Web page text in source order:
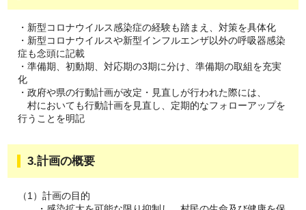
・新型コロナウイルス感染症の経験も踏まえ、対策を具体化
・新型コロナウイルスや新型インフルエンザ以外の呼吸器感染
症も念頭に記載
・準備期、初動期、対応期の3期に分け、準備期の取組を充実
化
・政府や県の行動計画が改定・見直しが行われた際には、
村においても行動計画を見直し、定期的なフォローアップを
行うことを明記
3.計画の概要
（1）計画の目的